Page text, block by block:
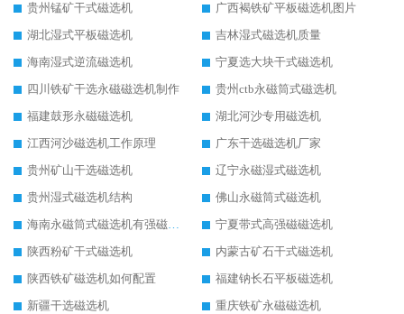
贵州锰矿干式磁选机
广西褐铁矿平板磁选机图片
湖北湿式平板磁选机
吉林湿式磁选机质量
海南湿式逆流磁选机
宁夏选大块干式磁选机
四川铁矿干选永磁磁选机制作
贵州ctb永磁筒式磁选机
福建鼓形永磁磁选机
湖北河沙专用磁选机
江西河沙磁选机工作原理
广东干选磁选机厂家
贵州矿山干选磁选机
辽宁永磁湿式磁选机
贵州湿式磁选机结构
佛山永磁筒式磁选机
海南永磁筒式磁选机有强磁的吗
宁夏带式高强磁磁选机
陕西粉矿干式磁选机
内蒙古矿石干式磁选机
陕西铁矿磁选机如何配置
福建钠长石平板磁选机
新疆干选磁选机
重庆铁矿永磁磁选机